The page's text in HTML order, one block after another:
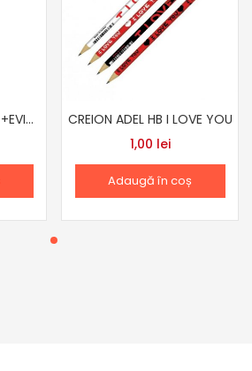
MINA CREION 0.7/0.5 +EVIDENTIATOR/RADIERA
CREION ADEL HB I LOVE YOU
1,00 lei
Adaugă în coș